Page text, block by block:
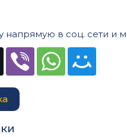
напрямую в соц. сети и